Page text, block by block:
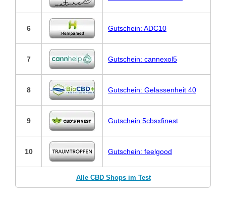
6 Gutschein: ADC10
7 Gutschein: cannexol5
8 Gutschein: Gelassenheit 40
9 Gutschein:5cbsxfinest
10 Gutschein: feelgood
Alle CBD Shops im Test